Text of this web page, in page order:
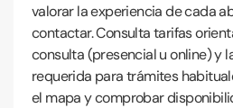
valorar la experiencia de cada
contactar. Consulta tarifas
consulta (presencial u online) y
requerida para trámites
el mapa y comprobar